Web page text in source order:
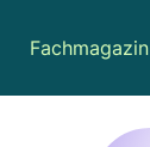
Fachmagazin